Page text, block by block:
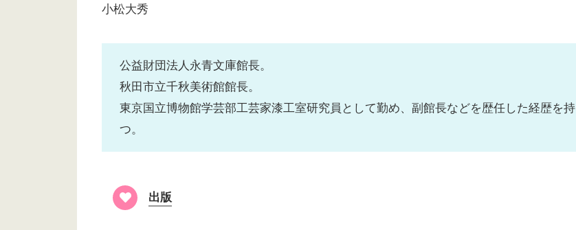
小松大秀
公益財団法人永青文庫館長。
秋田市立千秋美術館館長。
東京国立博物館学芸部工芸家漆工室研究員として勤め、副館長などを歴任した経歴を持
つ。
出版